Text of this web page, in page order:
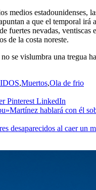
medios estadounidenses,
a que el temporal irá
fuertes nevadas, ventiscas
de la costa noreste.
se vislumbra una tregua
,Muertos,Ola de frio
Pinterest LinkedIn
hablará con él
desaparecidos al caer un